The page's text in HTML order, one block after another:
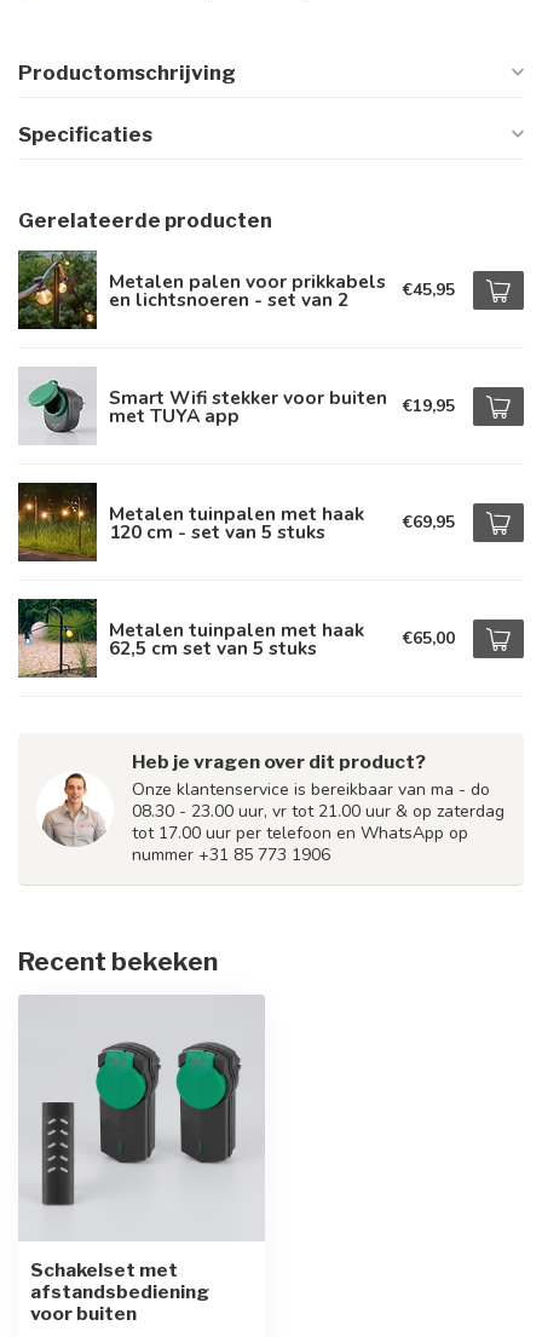
Productomschrijving
Specificaties
Gerelateerde producten
Metalen palen voor prikkabels
en lichtsnoeren - set van 2 €45,95
Smart Wifi stekker voor buiten
met TUYA app €19,95
Metalen tuinpalen met haak
120 cm - set van 5 stuks €69,95
Metalen tuinpalen met haak
62,5 cm set van 5 stuks €65,00
Heb je vragen over dit product?
Onze klantenservice is bereikbaar van ma - do
08.30 - 23.00 uur, vr tot 21.00 uur & op zaterdag
tot 17.00 uur per telefoon en WhatsApp op
nummer +31 85 773 1906
Recent bekeken
Schakelset met
afstandsbediening
voor buiten